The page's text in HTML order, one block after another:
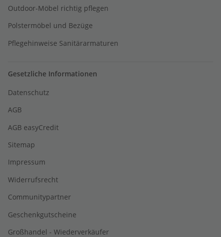
Outdoor-Möbel richtig pflegen
Polstermöbel und Bezüge
Pflegehinweise Sanitärarmaturen
Gesetzliche Informationen
Datenschutz
AGB
AGB easyCredit
Sitemap
Impressum
Widerrufsrecht
Communitypartner
Geschenkgutscheine
Großhandel - Wiederverkäufer